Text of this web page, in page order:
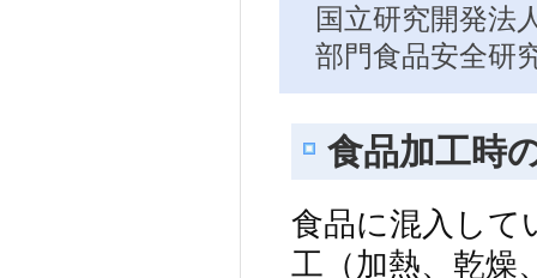
国立研究開発法
部門食品安全研
食品加工時
食品に混入して
工（加熱、乾燥